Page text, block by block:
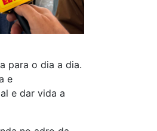
para o dia a dia.
e
e dar vida a